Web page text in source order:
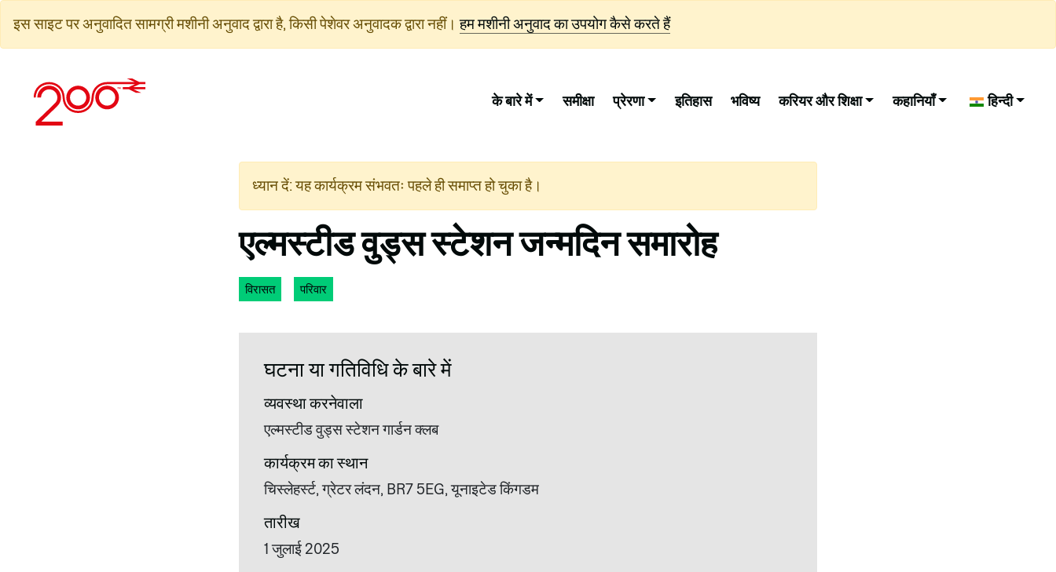
जाएं
इस साइट पर अनुवादित सामग्री मशीनी अनुवाद द्वारा है, किसी पेशेवर अनुवादक द्वारा नहीं। हम मशीनी अनुवाद का उपयोग कैसे करते हैं
के बारे में समीक्षा प्रेरणा इतिहास भविष्य करियर और शिक्षा कहानियाँ हिन्दी
ध्यान दें: यह कार्यक्रम संभवतः पहले ही समाप्त हो चुका है।
एल्मस्टीड वुड्स स्टेशन जन्मदिन समारोह
विरासत परिवार
घटना या गतिविधि के बारे में
व्यवस्था करनेवाला
एल्मस्टीड वुड्स स्टेशन गार्डन क्लब
कार्यक्रम का स्थान
चिस्लेहर्स्ट, ग्रेटर लंदन, BR7 5EG, यूनाइटेड किंगडम
तारीख
1 जुलाई 2025